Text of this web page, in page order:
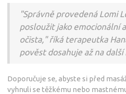
"Správně provedená Lomi
posloužit jako emocionální
očista," říká terapeutka
pověst dosahuje až na
Doporučuje se, abyste si před
vyhnuli se těžkému nebo